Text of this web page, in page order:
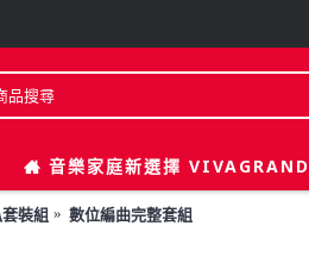
音樂家庭新選擇 VIVAGRAND
裝組 數位編曲完整套組